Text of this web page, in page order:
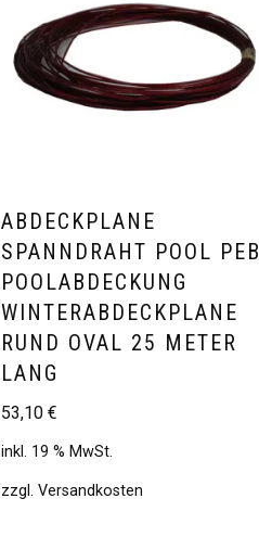
ABDECKPLANE
SPANNDRAHT POOL PEB
POOLABDECKUNG
WINTERABDECKPLANE
RUND OVAL 25 METER
LANG
53,10 €
inkl. 19 % MwSt.
zzgl. Versandkosten